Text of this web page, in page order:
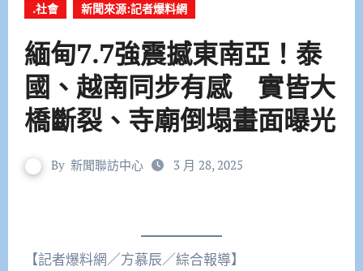
.社會 新聞來源:記者爆料網
緬甸7.7強震撼東南亞！泰
國、越南同步有感 實皆大
橋斷裂、寺廟倒塌畫面曝光
By 新聞聯訪中心 3 月 28, 2025
【記者爆料網／方慕辰／綜合報導】